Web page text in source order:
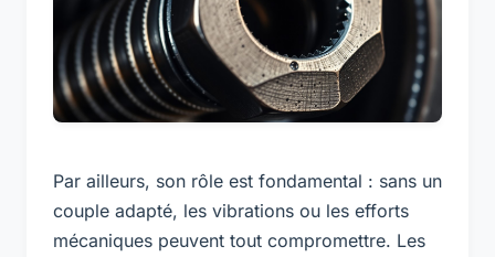
Par ailleurs, son rôle est fondamental : sans un
couple adapté, les vibrations ou les efforts
mécaniques peuvent tout compromettre. Les